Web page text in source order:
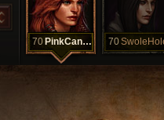
70 PinkCanoe 70